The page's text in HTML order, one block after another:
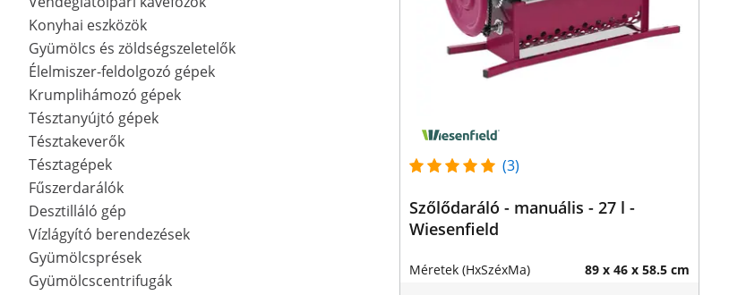
Konyhai eszközök
Gyümölcs és zöldségszeletelők
Élelmiszer-feldolgozó gépek
Krumplihámozó gépek
Tésztanyújtó gépek
Tésztakeverők
Tésztagépek
Fűszerdarálók
Desztilláló gép
Vízlágyító berendezések
Gyümölcsprések
Gyümölcscentrifugák
(3)
Szőlődaráló - manuális - 27 l -
Wiesenfield
Méretek (HxSzéxMa) 89 x 46 x 58.5 cm